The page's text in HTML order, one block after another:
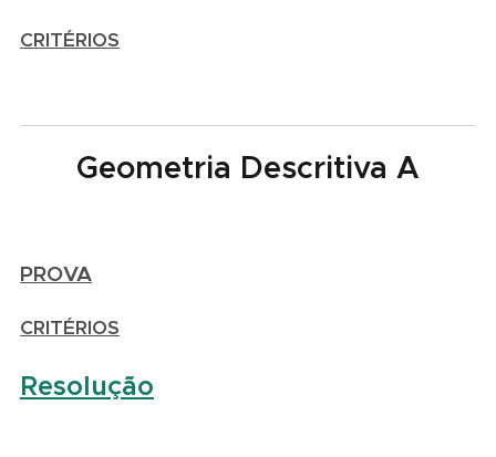
CRITÉRIOS
Geometria Descritiva A
PROVA
CRITÉRIOS
Resolução